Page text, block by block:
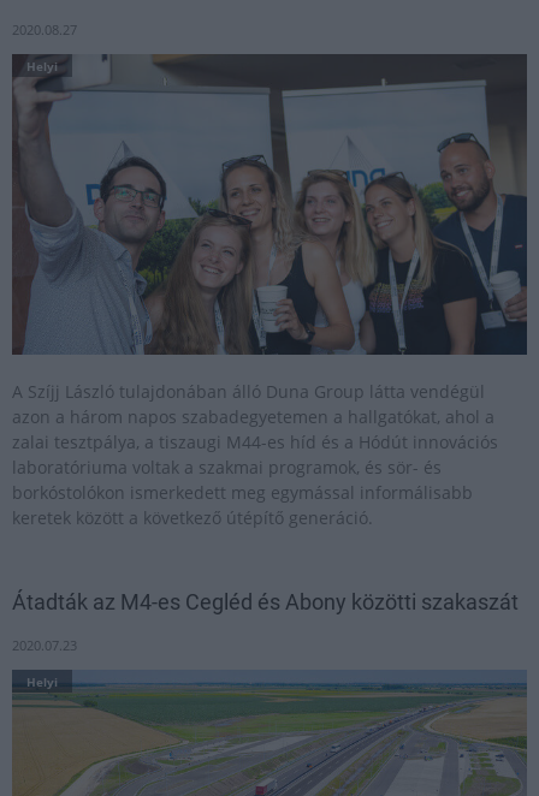
2020.08.27
Helyi
A Szíjj László tulajdonában álló Duna Group látta vendégül
azon a három napos szabadegyetemen a hallgatókat, ahol a
zalai tesztpálya, a tiszaugi M44-es híd és a Hódút innovációs
laboratóriuma voltak a szakmai programok, és sör- és
borkóstolókon ismerkedett meg egymással informálisabb
keretek között a következő útépítő generáció.
Átadták az M4-es Cegléd és Abony közötti szakaszát
2020.07.23
Helyi